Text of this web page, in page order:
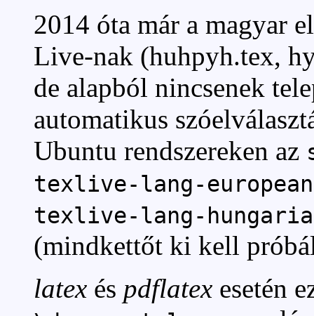
2014 óta már a magyar
Live-nak (huhpyh.tex,
de alapból nincsenek
automatikus
Ubuntu rendszereken az
texlive-lang-european
texlive-lang-
(mindkettőt ki kell
latex és pdflatex esetén